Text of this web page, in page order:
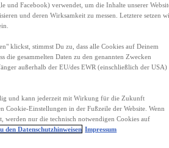
auf Sommerräder
und Facebook) verwendet, um die Inhalte unserer
und deren Wirksamkeit zu messen. Letztere setzen
klickst, stimmst Du zu, dass alle Cookies auf Deinem
die gesammelten Daten zu den genannten Zwecken
außerhalb der EU/des EWR (einschließlich der USA)
und kann jederzeit mit Wirkung für die Zukunft
Cookie-Einstellungen in der Fußzeile der Website. Wenn
werden nur die technisch notwendigen Cookies auf
den Datenschutzhinweisen Impressum